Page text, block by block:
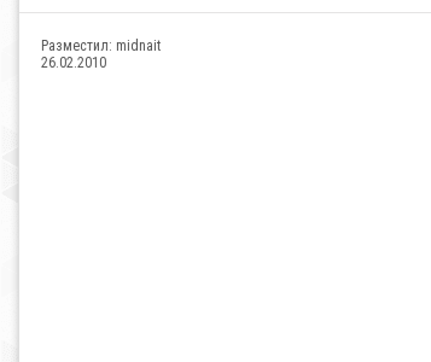
Разместил: midnait
26.02.2010